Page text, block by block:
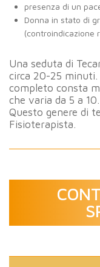
presenza di un
Donna in stato di
(controindicazione
Una seduta di
circa 20-25
completo consta
che varia da 5 a 10.
Questo genere di
Fisioterapista.